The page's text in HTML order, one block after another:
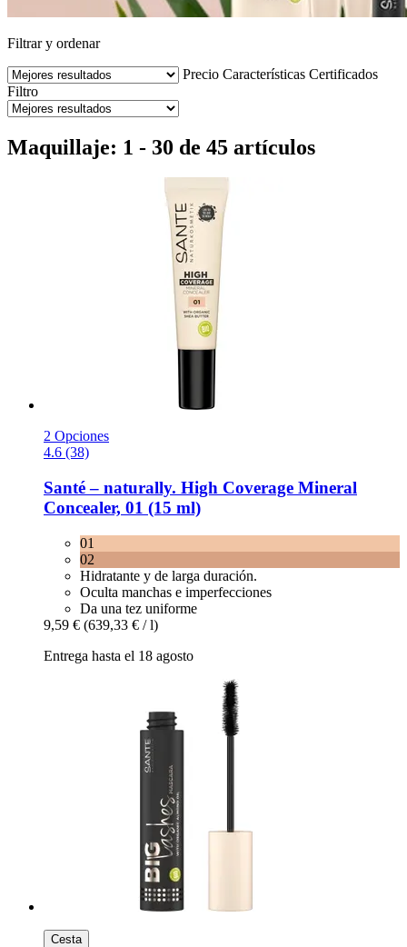
Filtrar y ordenar
Precio Características Certificados
Filtro
Maquillaje: 1 - 30 de 45 artículos
2 Opciones
4.6 (38)
Santé – naturally. High Coverage Mineral
Concealer, 01 (15 ml)
01
02
Hidratante y de larga duración.
Oculta manchas e imperfecciones
Da una tez uniforme
9,59 € (639,33 € / l)
Entrega hasta el 18 agosto
Cesta